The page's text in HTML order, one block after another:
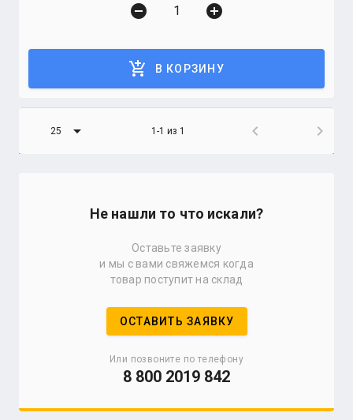
remove_circle add_circle
add_shopping_cart В КОРЗИНУ
25 arrow_drop_down 1-1 из 1 chevron_left chevron_right
Не нашли то что искали?
Оставьте заявку
и мы с вами свяжемся когда
товар поступит на склад
ОСТАВИТЬ ЗАЯВКУ
Или позвоните по телефону
8 800 2019 842